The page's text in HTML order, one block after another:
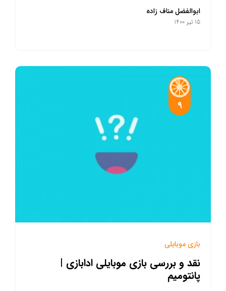
ابوالفضل مناف زاده
15 تیر 1400
9
بازی موبایلی
نقد و بررسی بازی موبایلی ادابازی |
پانتومیم